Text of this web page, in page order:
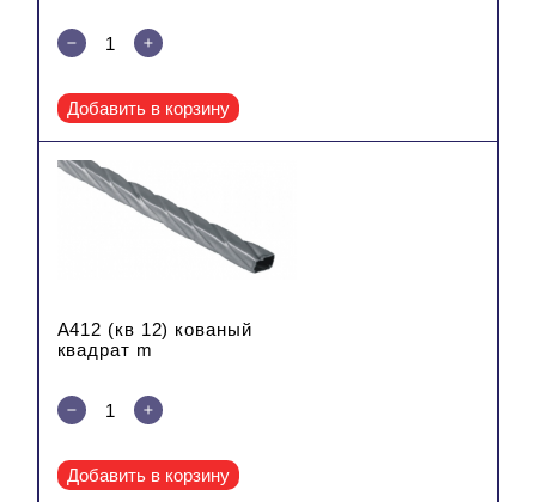
Добавить в корзину
A412 (кв 12) кованый
квадрат m
Добавить в корзину